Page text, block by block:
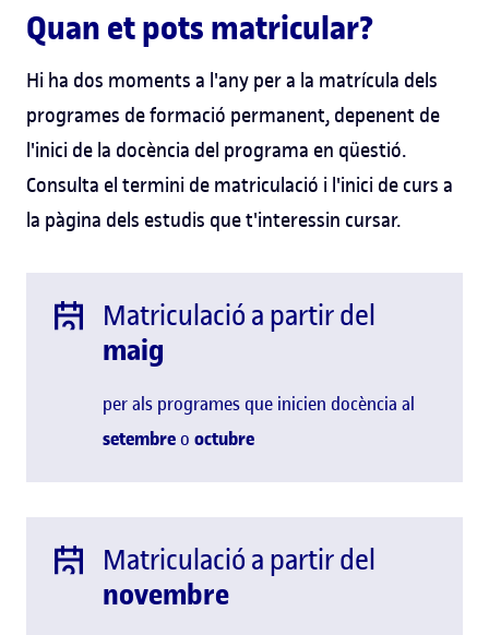
Quan et pots matricular?
Hi ha dos moments a l'any per a la matrícula dels
programes de formació permanent, depenent de
l'inici de la docència del programa en qüestió.
Consulta el termini de matriculació i l'inici de curs a
la pàgina dels estudis que t'interessin cursar.
Matriculació a partir del
maig
per als programes que inicien docència al
setembreo octubre
Matriculació a partir del
novembre